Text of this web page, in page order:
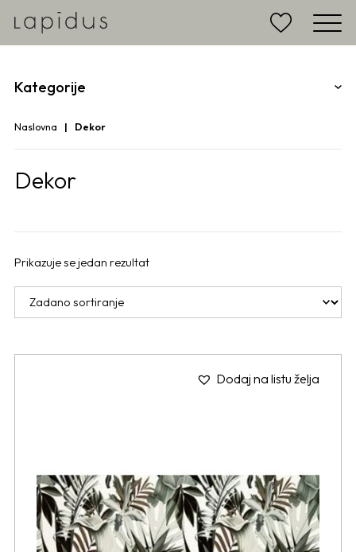
Kategorije
Naslovna Dekor
Dekor
Prikazuje se jedan rezultat
Dodaj na listu želja